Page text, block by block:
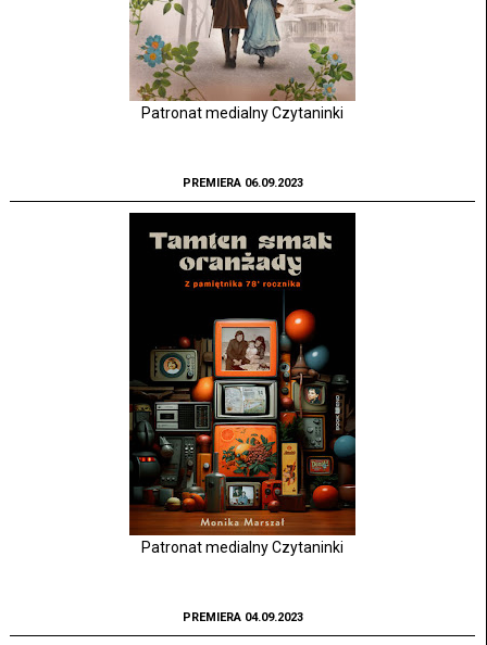
Patronat medialny Czytaninki
PREMIERA 06.09.2023
Patronat medialny Czytaninki
PREMIERA 04.09.2023